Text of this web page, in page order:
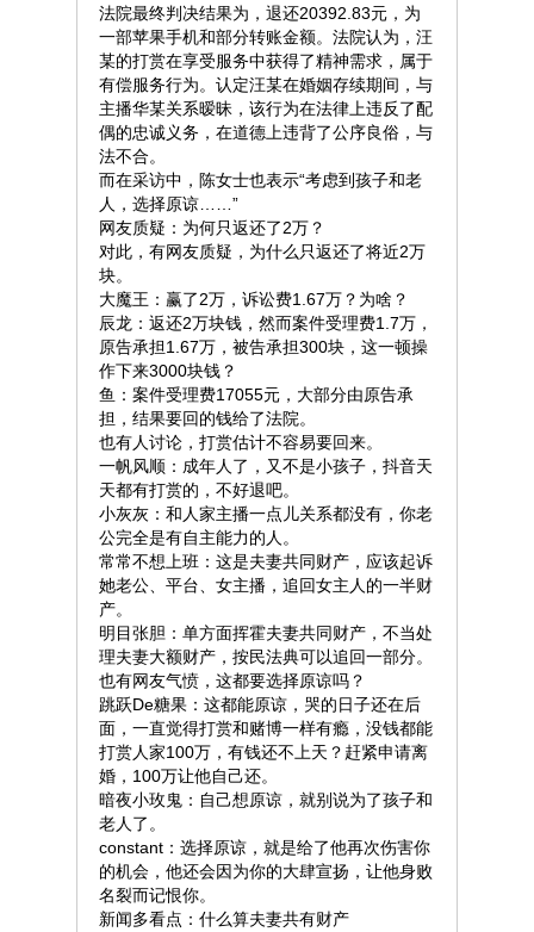
法院最终判决结果为，退还20392.83元，为
一部苹果手机和部分转账金额。法院认为，汪
某的打赏在享受服务中获得了精神需求，属于
有偿服务行为。认定汪某在婚姻存续期间，与
主播华某关系暧昧，该行为在法律上违反了配
偶的忠诚义务，在道德上违背了公序良俗，与
法不合。
而在采访中，陈女士也表示“考虑到孩子和老
人，选择原谅……”
网友质疑：为何只返还了2万？
对此，有网友质疑，为什么只返还了将近2万
块。
大魔王：赢了2万，诉讼费1.67万？为啥？
辰龙：返还2万块钱，然而案件受理费1.7万，
原告承担1.67万，被告承担300块，这一顿操
作下来3000块钱？
鱼：案件受理费17055元，大部分由原告承
担，结果要回的钱给了法院。
也有人讨论，打赏估计不容易要回来。
一帆风顺：成年人了，又不是小孩子，抖音天
天都有打赏的，不好退吧。
小灰灰：和人家主播一点儿关系都没有，你老
公完全是有自主能力的人。
常常不想上班：这是夫妻共同财产，应该起诉
她老公、平台、女主播，追回女主人的一半财
产。
明目张胆：单方面挥霍夫妻共同财产，不当处
理夫妻大额财产，按民法典可以追回一部分。
也有网友气愤，这都要选择原谅吗？
跳跃De糖果：这都能原谅，哭的日子还在后
面，一直觉得打赏和赌博一样有瘾，没钱都能
打赏人家100万，有钱还不上天？赶紧申请离
婚，100万让他自己还。
暗夜小玫鬼：自己想原谅，就别说为了孩子和
老人了。
constant：选择原谅，就是给了他再次伤害你
的机会，他还会因为你的大肆宣扬，让他身败
名裂而记恨你。
新闻多看点：什么算夫妻共有财产